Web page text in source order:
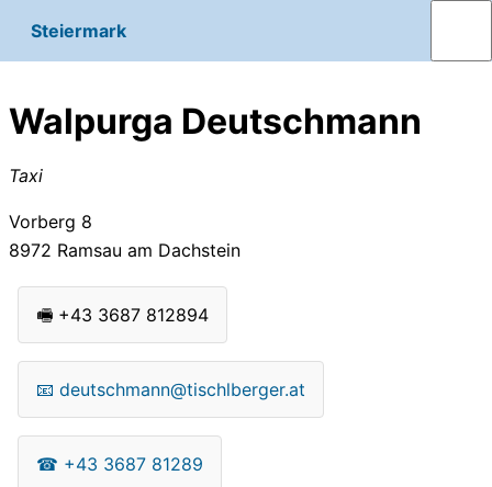
Steiermark
Walpurga Deutschmann
Taxi
Vorberg 8
8972 Ramsau am Dachstein
🖷 +43 3687 812894
📧 deutschmann@tischlberger.at
☎ +43 3687 81289